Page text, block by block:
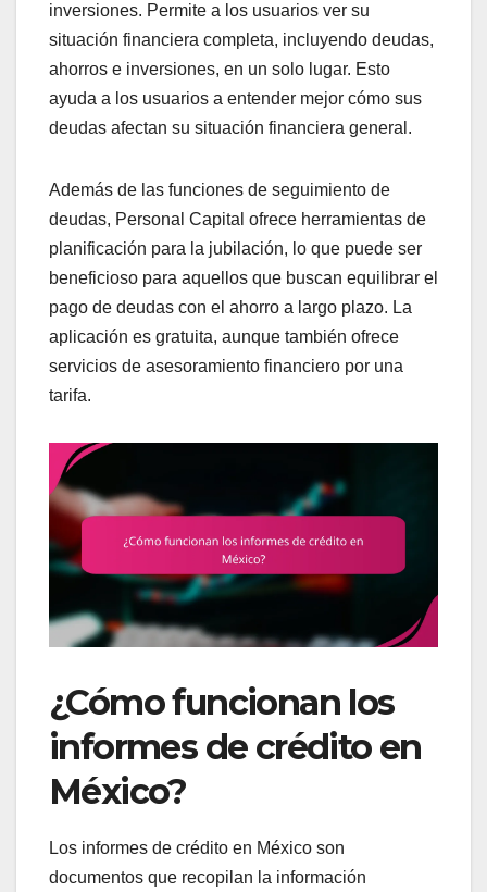
inversiones. Permite a los usuarios ver su
situación financiera completa, incluyendo deudas,
ahorros e inversiones, en un solo lugar. Esto
ayuda a los usuarios a entender mejor cómo sus
deudas afectan su situación financiera general.
Además de las funciones de seguimiento de
deudas, Personal Capital ofrece herramientas de
planificación para la jubilación, lo que puede ser
beneficioso para aquellos que buscan equilibrar el
pago de deudas con el ahorro a largo plazo. La
aplicación es gratuita, aunque también ofrece
servicios de asesoramiento financiero por una
tarifa.
¿Cómo funcionan los
informes de crédito en
México?
Los informes de crédito en México son
documentos que recopilan la información